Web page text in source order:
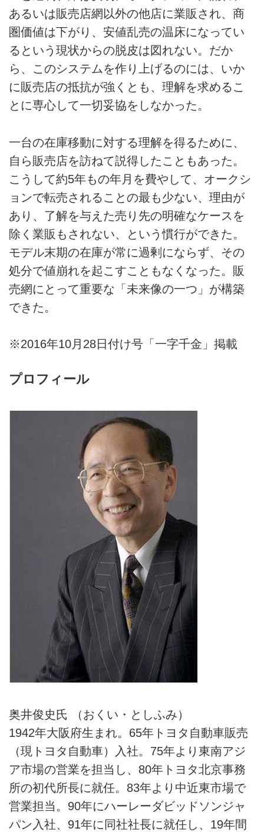
あるいは販売店網以外の他店に業販され、商
圏価値は下がり、安値乱売の温床になってい
るという現状からの脱皮は図れない。だか
ら、このシステムを作り上げるのには、いか
に販売店の抵抗が強くとも、理解を求めるこ
とに専心して一切妥協をしなかった。
一台の在庫移動に対する理解を得るために、
自ら販売店を訪ねて説得したこともあった。
こうして約5年もの年月を費やして、オークシ
ョンで転売されることの最も少ない、理由が
あり、了解を与えた売り先の明確なケースを
除く業販もされない、という慣行ができた。
モデル末期の在庫が常に過剰にならず、その
処分で値崩れを起こすこともなくなった。販
売網にとって重要な「未来像の一つ」が構築
できた。
※2016年10月28日付け号「一字千金」掲載
プロフィール
奥井俊史氏 （おくい・としふみ）
1942年大阪府生まれ。65年トヨタ自動車販売
（現トヨタ自動車）入社。75年より東南アジ
ア市場の営業を担当し、80年トヨタ北京事務
所の初代所長に就任。83年より中近東市場で
営業担当。90年にハーレーダビッドソンジャ
パン入社、91年に同社社長に就任し、19年間